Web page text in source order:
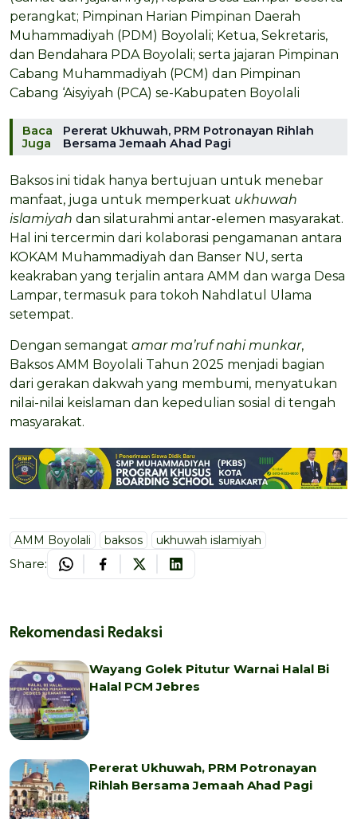
perangkat; Pimpinan Harian Pimpinan Daerah
Muhammadiyah (PDM) Boyolali; Ketua, Sekretaris,
dan Bendahara PDA Boyolali; serta jajaran Pimpinan
Cabang Muhammadiyah (PCM) dan Pimpinan
Cabang ‘Aisyiyah (PCA) se-Kabupaten Boyolali
Baca
Juga
Pererat Ukhuwah, PRM Potronayan Rihlah
Bersama Jemaah Ahad Pagi
Baksos ini tidak hanya bertujuan untuk menebar
manfaat, juga untuk memperkuat ukhuwah
islamiyah dan silaturahmi antar-elemen masyarakat.
Hal ini tercermin dari kolaborasi pengamanan antara
KOKAM Muhammadiyah dan Banser NU, serta
keakraban yang terjalin antara AMM dan warga Desa
Lampar, termasuk para tokoh Nahdlatul Ulama
setempat.
Dengan semangat amar ma’ruf nahi munkar,
Baksos AMM Boyolali Tahun 2025 menjadi bagian
dari gerakan dakwah yang membumi, menyatukan
nilai-nilai keislaman dan kepedulian sosial di tengah
masyarakat.
AMM Boyolali baksos ukhuwah islamiyah
Share:
Rekomendasi Redaksi
Wayang Golek Pitutur Warnai Halal Bi
Halal PCM Jebres
Pererat Ukhuwah, PRM Potronayan
Rihlah Bersama Jemaah Ahad Pagi